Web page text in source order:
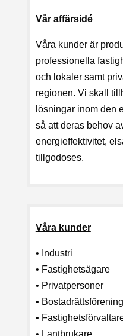
Vår affärsidé
Våra kunder är
professionella
och lokaler samt
regionen. Vi skall
lösningar inom den
så att deras behov
energieffektivitet,
tillgodoses.
Våra kunder
• Industri
• Fastighetsägare
• Privatpersoner
•
•